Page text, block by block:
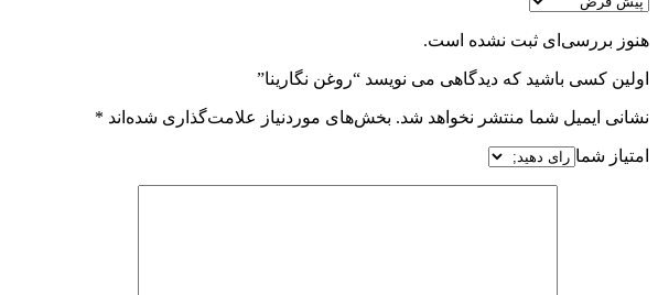
هنوز بررسی‌ای ثبت نشده است.
اولین کسی باشید که دیدگاهی می نویسد “روغن نگارینا”
نشانی ایمیل شما منتشر نخواهد شد. بخش‌های موردنیاز علامت‌گذاری شده‌اند *
امتیاز شما